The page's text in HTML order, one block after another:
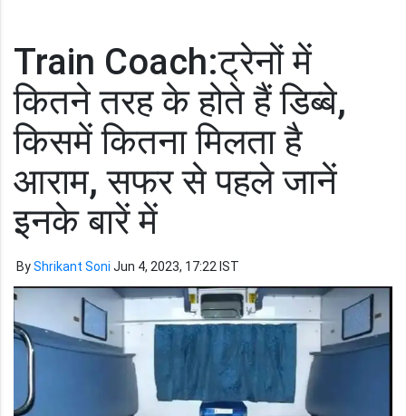
Train Coach:ट्रेनों में
कितने तरह के होते हैं डिब्बे,
किसमें कितना मिलता है
आराम, सफर से पहले जानें
इनके बारें में
ByShrikant Soni Jun 4, 2023, 17:22 IST